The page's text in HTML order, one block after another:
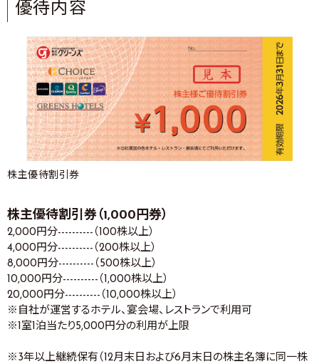
優待内容
株主優待割引券
株主優待割引券（1,000円券）
2,000円分----------（100株以上）
4,000円分----------（200株以上）
8,000円分----------（500株以上）
10,000円分----------（1,000株以上）
20,000円分----------（10,000株以上）
※自社が運営するホテル、宴会場、レストランで利用可
※1室1泊当たり5,000円分の利用が上限
※3年以上継続保有（12月末日および6月末日の株主名簿に同一株